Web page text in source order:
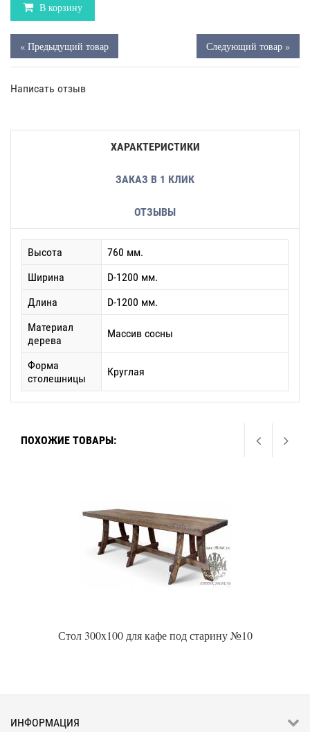
В корзину
« Предыдущий товар Следующий товар »
Написать отзыв
ХАРАКТЕРИСТИКИ
ЗАКАЗ В 1 КЛИК
ОТЗЫВЫ
Высота
760 мм.
Ширина
D-1200 мм.
Длина
D-1200 мм.
Материал
дерева
Массив сосны
Форма
столешницы
Круглая
ПОХОЖИЕ ТОВАРЫ:
Стол 300x100 для кафе под старину №10
ИНФОРМАЦИЯ